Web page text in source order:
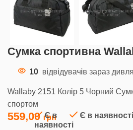
Сумка спортивна
10 відвідувачів зараз
Wallaby 2151 Колір 5 Чорний
спортом
559,00 Є в
наявності
Є в наявності